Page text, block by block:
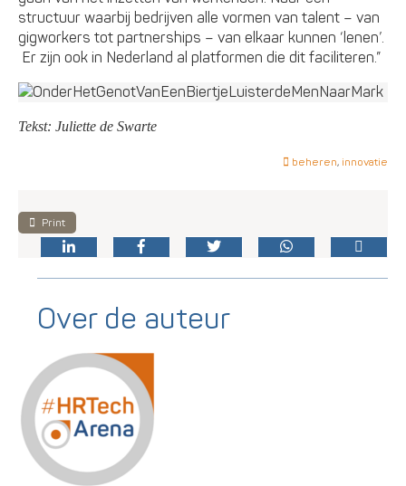
structuur waarbij bedrijven alle vormen van talent – van
gigworkers tot partnerships – van elkaar kunnen ‘lenen’.
Er zijn ook in Nederland al platformen die dit faciliteren.”
Tekst: Juliette de Swarte
beheren, innovatie
Print
Over de auteur